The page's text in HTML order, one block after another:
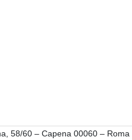
58/60 – Capena 00060 – Roma